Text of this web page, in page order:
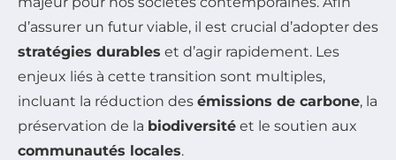
d’assurer un futur viable, il est crucial d’adopter des
stratégies durables et d’agir rapidement. Les
enjeux liés à cette transition sont multiples,
incluant la réduction des émissions de carbone, la
préservation de la biodiversité et le soutien aux
communautés locales.